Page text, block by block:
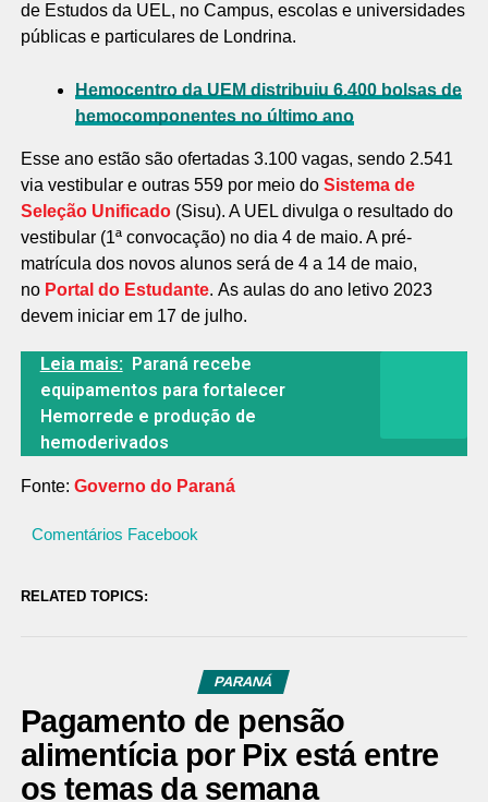
de Estudos da UEL, no Campus, escolas e universidades
públicas e particulares de Londrina.
Hemocentro da UEM distribuiu 6.400 bolsas de
hemocomponentes no último ano
Esse ano estão são ofertadas 3.100 vagas, sendo 2.541
via vestibular e outras 559 por meio do Sistema de
Seleção Unificado(Sisu). A UEL divulga o resultado do
vestibular (1ª convocação) no dia 4 de maio. A pré-
matrícula dos novos alunos será de 4 a 14 de maio,
no Portal do Estudante. As aulas do ano letivo 2023
devem iniciar em 17 de julho.
Leia mais: Paraná recebe
equipamentos para fortalecer
Hemorrede e produção de
hemoderivados
Fonte: Governo do Paraná
Comentários Facebook
RELATED TOPICS:
PARANÁ
Pagamento de pensão
alimentícia por Pix está entre
os temas da semana